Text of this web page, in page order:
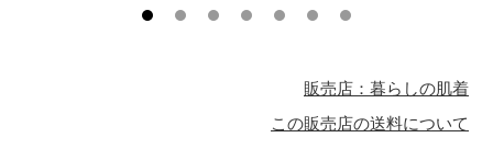
販売店：暮らしの肌着
この販売店の送料について